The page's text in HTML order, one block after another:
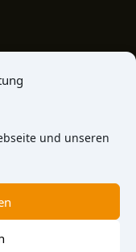
und unseren